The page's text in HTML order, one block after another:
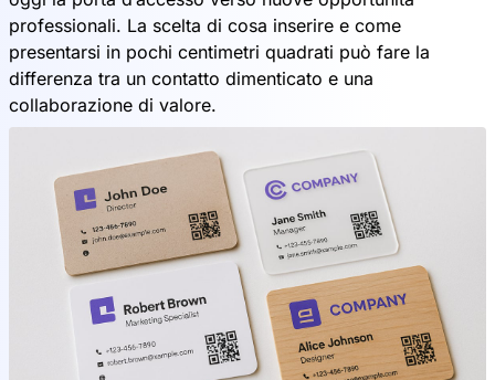
professionali. La scelta di cosa inserire e come
presentarsi in pochi centimetri quadrati può fare la
differenza tra un contatto dimenticato e una
collaborazione di valore.